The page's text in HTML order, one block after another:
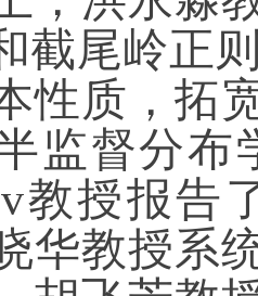
截尾岭正
性质，拓
监督分布
教授报告
华教授系